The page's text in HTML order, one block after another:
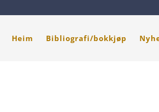
Heim Bibliografi/bokkjøp